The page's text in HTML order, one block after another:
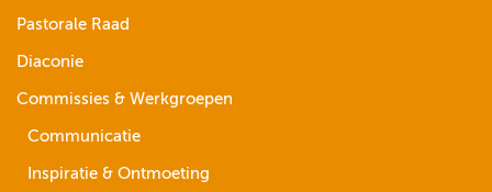
Pastorale Raad
Diaconie
Commissies & Werkgroepen
Communicatie
Inspiratie & Ontmoeting